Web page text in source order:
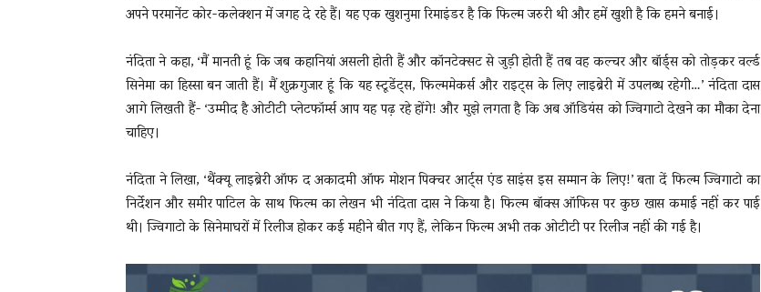
अपने परमानेंट कोर-कलेक्शन में जगह दे रहे हैं। यह एक खुशनुमा रिमाइंडर है कि फिल्म जरुरी थी और हमें खुशी है कि हमने बनाई।
नंदिता ने कहा, ‘मैं मानती हूं कि जब कहानियां असली होती हैं और कॉनटेक्सट से जुड़ी होती हैं तब वह कल्चर और बॉर्ड्स को तोड़कर वर्ल्ड
सिनेमा का हिस्सा बन जाती हैं। मैं शुक्रगुजार हूं कि यह स्टूडेंट्स, फिल्ममेकर्स और राइट्स के लिए लाइब्रेरी में उपलब्ध रहेगी…’ नंदिता दास
आगे लिखती हैं- ‘उम्मीद है ओटीटी प्लेटफॉर्म्स आप यह पढ़ रहे होंगे! और मुझे लगता है कि अब ऑडियंस को ज्विगाटो देखने का मौका देना
चाहिए।
नंदिता ने लिखा, ‘थैंक्यू लाइब्रेरी ऑफ द अकादमी ऑफ मोशन पिक्चर आर्ट्स एंड साइंस इस सम्मान के लिए!’ बता दें फिल्म ज्विगाटो का
निर्देशन और समीर पाटिल के साथ फिल्म का लेखन भी नंदिता दास ने किया है। फिल्म बॉक्स ऑफिस पर कुछ खास कमाई नहीं कर पाई
थी। ज्विगाटो के सिनेमाघरों में रिलीज होकर कई महीने बीत गए हैं, लेकिन फिल्म अभी तक ओटीटी पर रिलीज नहीं की गई है।